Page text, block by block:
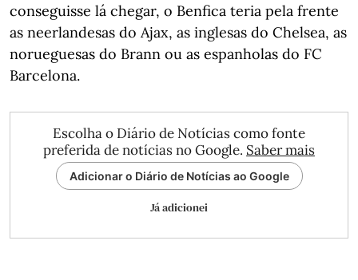
conseguisse lá chegar, o Benfica teria pela frente
as neerlandesas do Ajax, as inglesas do Chelsea, as
norueguesas do Brann ou as espanholas do FC
Barcelona.
Escolha o Diário de Notícias como fonte
preferida de notícias no Google. Saber mais
Adicionar o Diário de Notícias ao Google
Já adicionei